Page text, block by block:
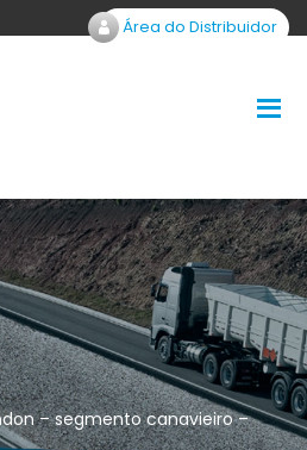
Área do Distribuidor
– segmento canavieiro –